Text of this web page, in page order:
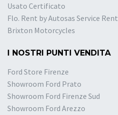
Usato Certificato
Flo. Rent by Autosas Service Rent
Brixton Motorcycles
I NOSTRI PUNTI VENDITA
Ford Store Firenze
Showroom Ford Prato
Showroom Ford Firenze Sud
Showroom Ford Arezzo